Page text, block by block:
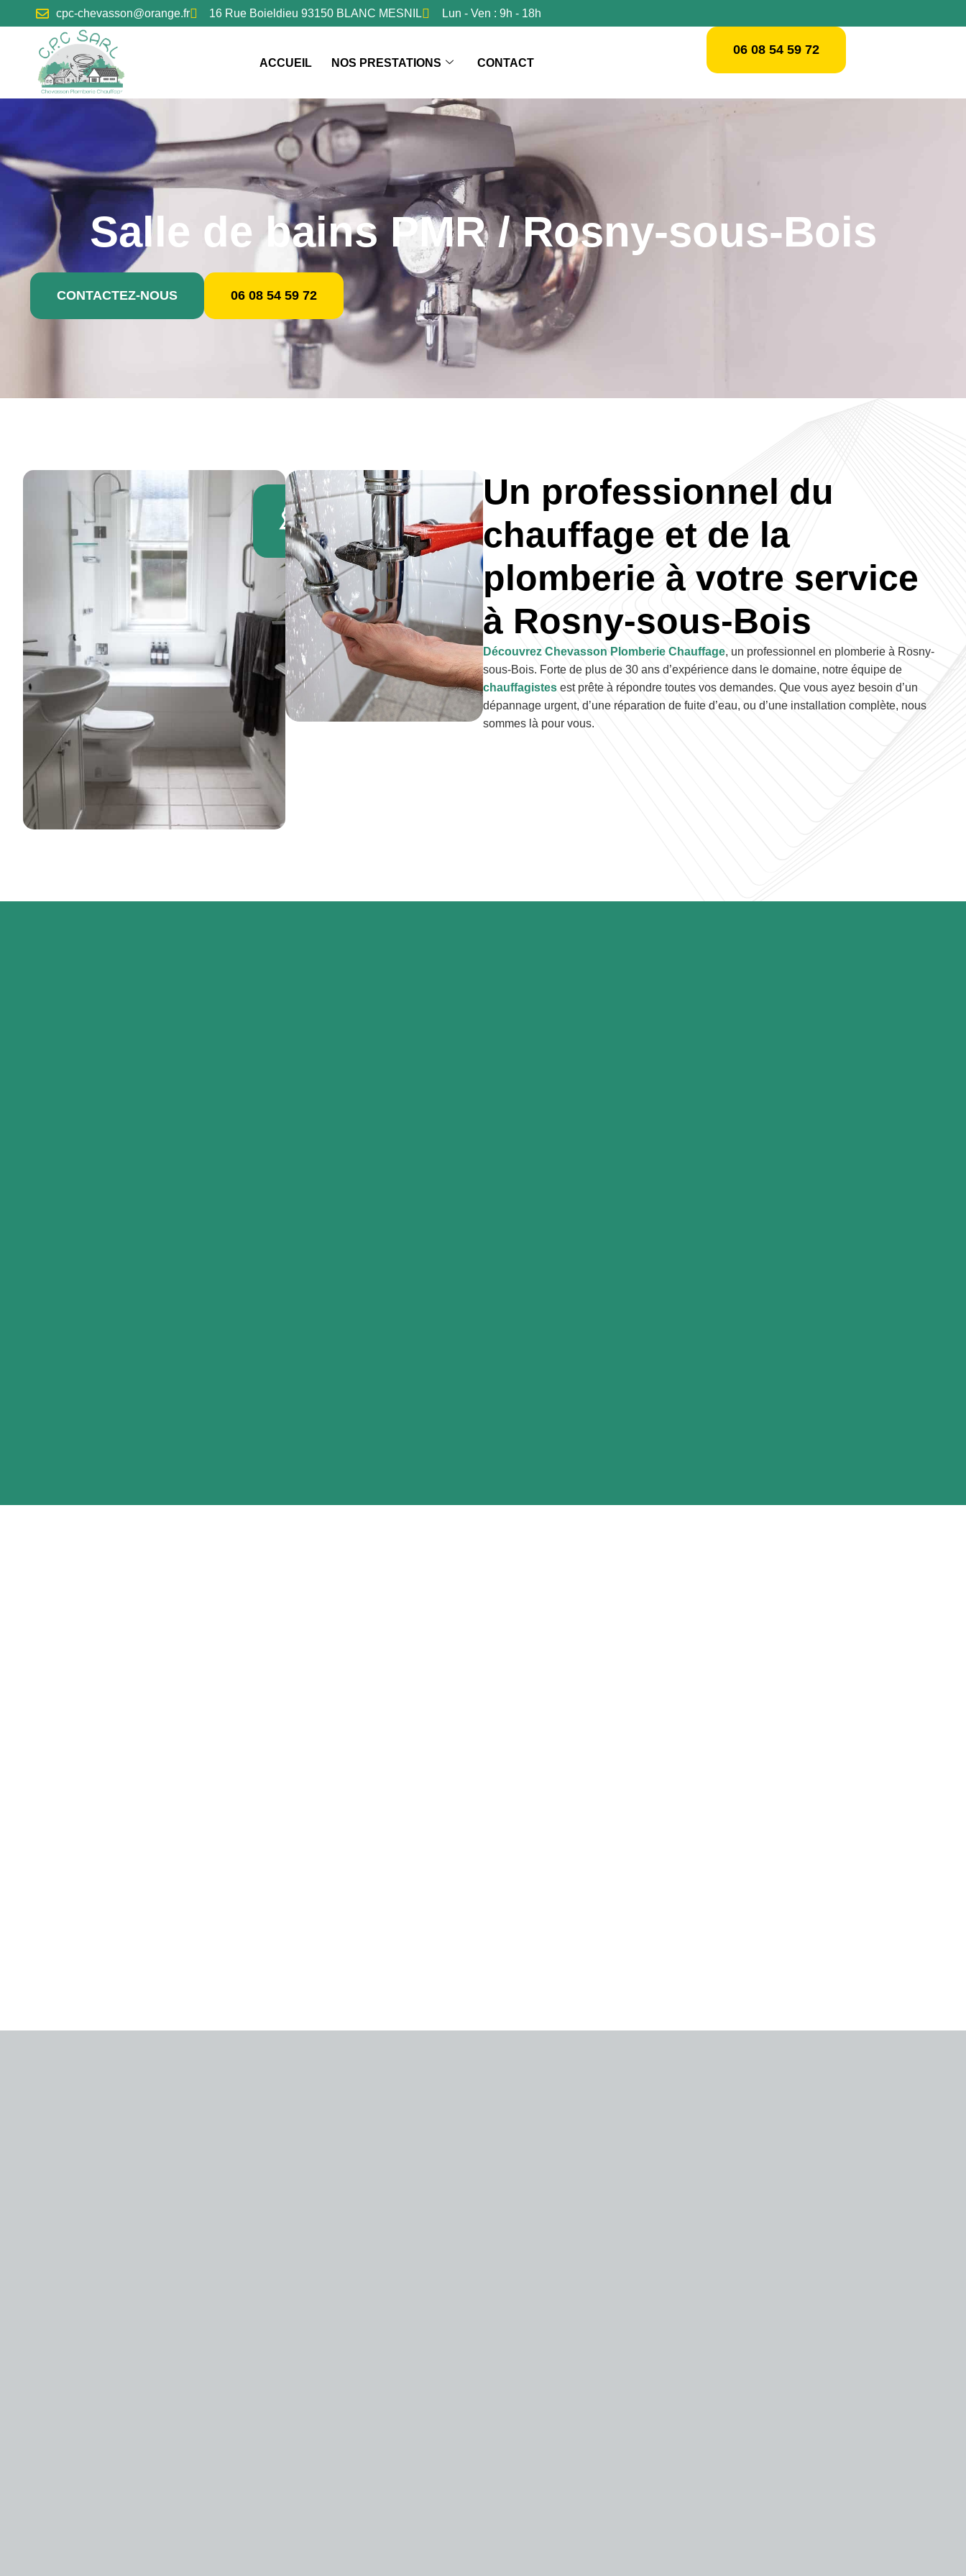
principal
cpc-chevasson@orange.fr 16 Rue Boieldieu 93150 BLANC MESNIL Lun - Ven : 9h - 18h
ACCUEIL NOS PRESTATIONS CONTACT
06 08 54 59 72
Salle de bains PMR / Rosny-sous-Bois
CONTACTEZ-NOUS 06 08 54 59 72
PLUS DE 30 ANS
D'EXPÉRIENCE
Un professionnel du
chauffage et de la
plomberie à votre service
à Rosny-sous-Bois
Découvrez Chevasson Plomberie Chauffage, un professionnel en plomberie à Rosny-
sous-Bois. Forte de plus de 30 ans d’expérience dans le domaine, notre équipe de
chauffagistes est prête à répondre toutes vos demandes. Que vous ayez besoin d’un
dépannage urgent, d’une réparation de fuite d’eau, ou d’une installation complète, nous
sommes là pour vous.